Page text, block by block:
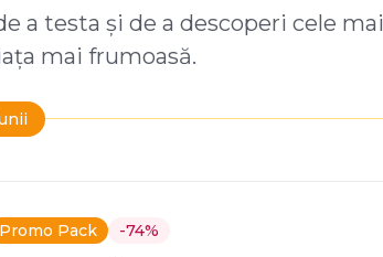
a testa și de a descoperi cele mai
mai frumoasă.
Promo Pack -74%